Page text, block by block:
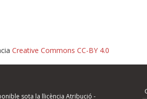
Creative Commons CC-BY 4.0
sota la llicència Atribució -